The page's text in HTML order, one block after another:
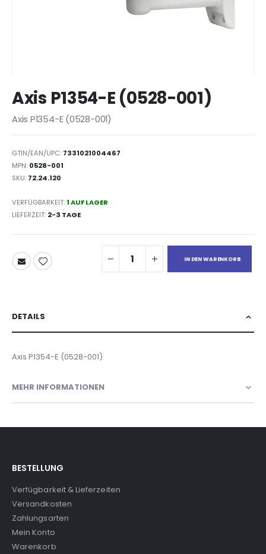
Anfang
der
Bildergalerie
springen
Axis P1354-E (0528-001)
Axis P1354-E (0528-001)
GTIN/EAN/UPC: 7331021004467
MPN: 0528-001
SKU: 72.24.120
VERFÜGBARKEIT:1 AUF LAGER
LIEFERZEIT 2-3 TAGE
IN DEN WARENKORB
DETAILS
Axis P1354-E (0528-001)
MEHR INFORMATIONEN
BESTELLUNG
Verfügbarkeit & Lieferzeiten
Versandkosten
Zahlungsarten
Mein Konto
Warenkorb